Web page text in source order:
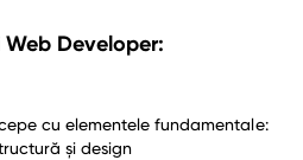
Developer:
cu elementele fundamentale:
și design